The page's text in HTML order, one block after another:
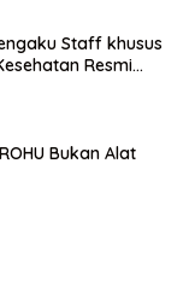
Staff khusus
Resmi
Bukan Alat